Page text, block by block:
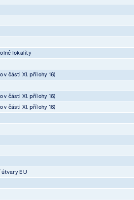
lokality
v části XI. přílohy 16)
v části XI. přílohy 16)
v části XI. přílohy 16)
útvary EU